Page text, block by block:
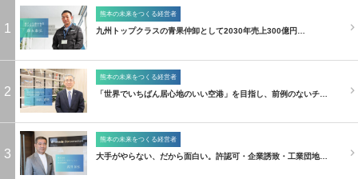
1
熊本の未来をつくる経営者
九州トップクラスの青果仲卸として2030年売上300億円…
2
熊本の未来をつくる経営者
「世界でいちばん居心地のいい空港」を目指し、前例のないチ…
3
熊本の未来をつくる経営者
大手がやらない、だから面白い。許認可・企業誘致・工業団地…